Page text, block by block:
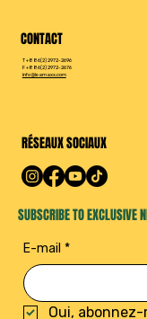
T +886(2) 2972-2696
F +886(2) 2972-2676
info@leamaxx.com
CONTACT
SUBSCRIBE TO EXCLUSIVE
RÉSEAUX SOCIAUX
E-mail *
Oui,